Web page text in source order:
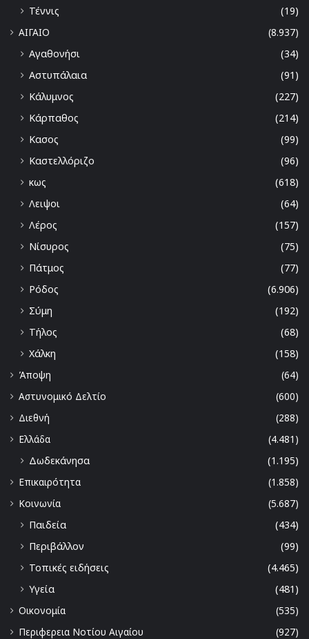
Τέννις
(19)
ΑΙΓΑΙΟ
(8.937)
Αγαθονήσι
(34)
Αστυπάλαια
(91)
Κάλυμνος
(227)
Κάρπαθος
(214)
Κασος
(99)
Καστελλόριζο
(96)
κως
(618)
Λειψοι
(64)
Λέρος
(157)
Νίσυρος
(75)
Πάτμος
(77)
Ρόδος
(6.906)
Σύμη
(192)
Τήλος
(68)
Χάλκη
(158)
Άποψη
(64)
Αστυνομικό Δελτίο
(600)
Διεθνή
(288)
Ελλάδα
(4.481)
Δωδεκάνησα
(1.195)
Επικαιρότητα
(1.858)
Κοινωνία
(5.687)
Παιδεία
(434)
Περιβάλλον
(99)
Τοπικές ειδήσεις
(4.465)
Υγεία
(481)
Οικονομία
(535)
Περιφερεια Νοτίου Αιγαίου
(927)